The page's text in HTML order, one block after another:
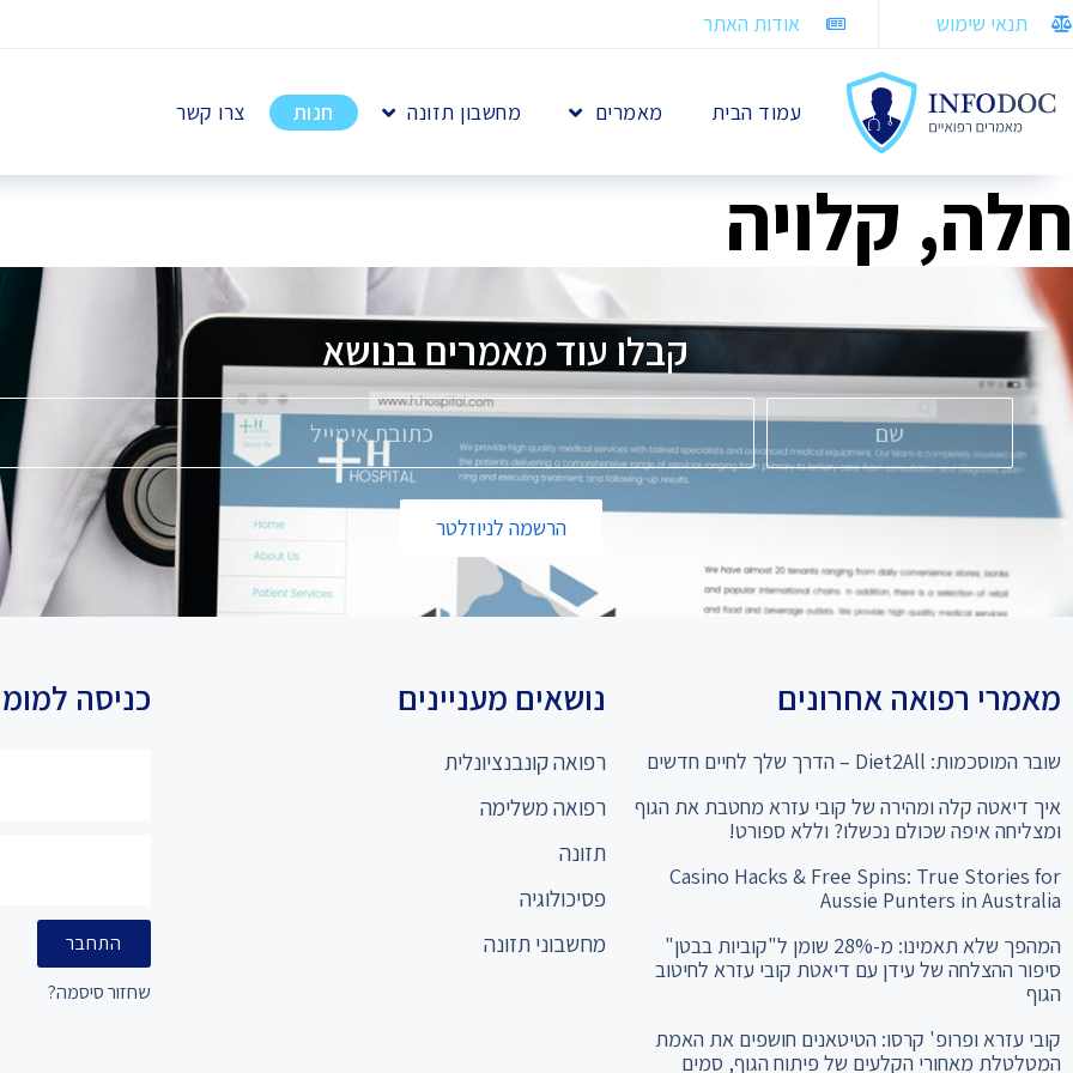
תנאי שימוש אודות האתר
עמוד הבית מאמרים מחשבון תזונה חנות צרו קשר
חלה, קלויה
קבלו עוד מאמרים בנושאפ
הרשמה לניוזלטר
מאמרי רפואה אחרונים
שובר המוסכמות: Diet2All – הדרך שלך לחיים חדשים
איך דיאטה קלה ומהירה של קובי עזרא מחטבת את הגוף
ומצליחה איפה שכולם נכשלו? וללא ספורט!
Casino Hacks & Free Spins: True Stories for
Aussie Punters in Australia
המהפך שלא תאמינו: מ-28% שומן ל"קוביות בבטן"
סיפור ההצלחה של עידן עם דיאטת קובי עזרא לחיטוב
הגוף
קובי עזרא ופרופ' קרסו: הטיטאנים חושפים את האמת
המטלטלת מאחורי הקלעים של פיתוח הגוף, סמים
נושאים מעניינים
רפואה קונבנציונלית
רפואה משלימה
תזונה
פסיכולוגיה
מחשבוני תזונה
כניסה
התחבר
שחזור סיסמה?